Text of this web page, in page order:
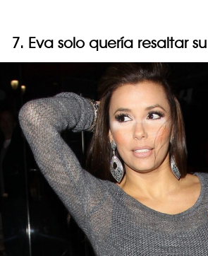
7. Eva solo quería resaltar